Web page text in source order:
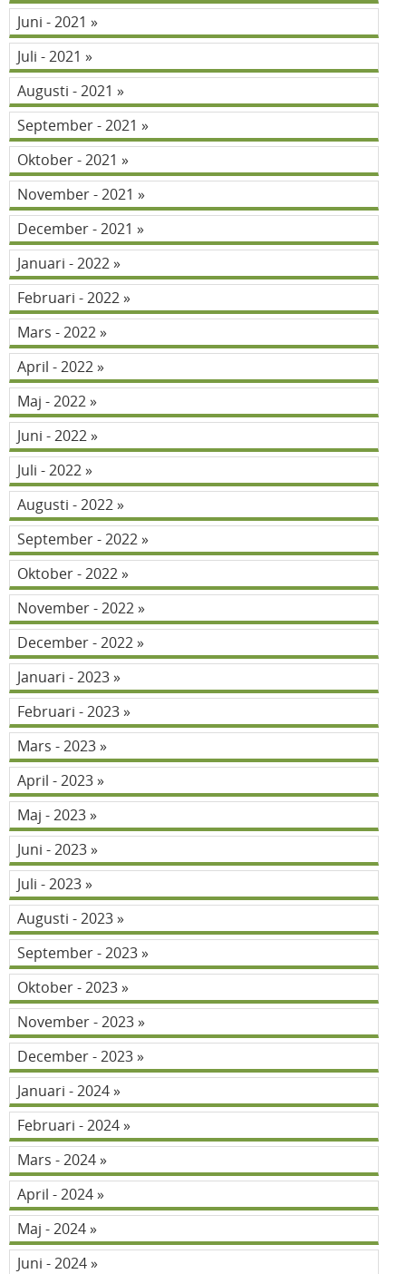
Juni - 2021
Juli - 2021
Augusti - 2021
September - 2021
Oktober - 2021
November - 2021
December - 2021
Januari - 2022
Februari - 2022
Mars - 2022
April - 2022
Maj - 2022
Juni - 2022
Juli - 2022
Augusti - 2022
September - 2022
Oktober - 2022
November - 2022
December - 2022
Januari - 2023
Februari - 2023
Mars - 2023
April - 2023
Maj - 2023
Juni - 2023
Juli - 2023
Augusti - 2023
September - 2023
Oktober - 2023
November - 2023
December - 2023
Januari - 2024
Februari - 2024
Mars - 2024
April - 2024
Maj - 2024
Juni - 2024